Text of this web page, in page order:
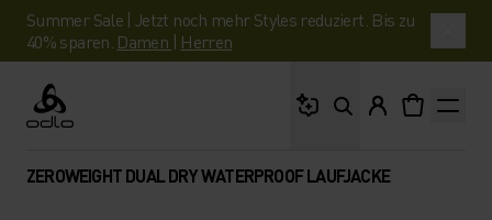
Summer Sale | Jetzt noch mehr Styles reduziert. Bis zu
40% sparen. Damen | Herren
Odlo
ZEROWEIGHT DUAL DRY WATERPROOF LAUFJACKE